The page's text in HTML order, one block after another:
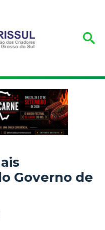
Governo de